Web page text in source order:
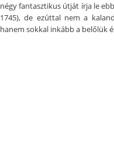
négy fantasztikus útját írja le
1745), de ezúttal nem a
hanem sokkal inkább a belőlük